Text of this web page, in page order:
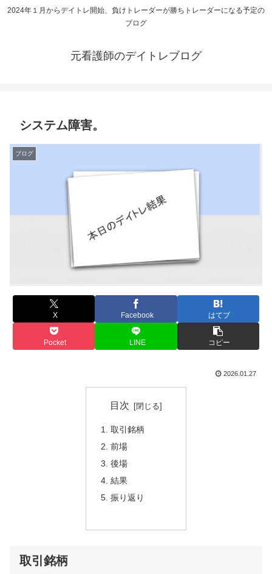
2024年１月からデイトレ開始、負けトレーダーが勝ちトレーダーになる予定の
ブログ
元看護師のデイトレブログ
システム障害。
ブログ
X Facebook はてブ
Pocket LINE コピー
2026.01.27
目次
取引銘柄
前場
後場
結果
振り返り
取引銘柄